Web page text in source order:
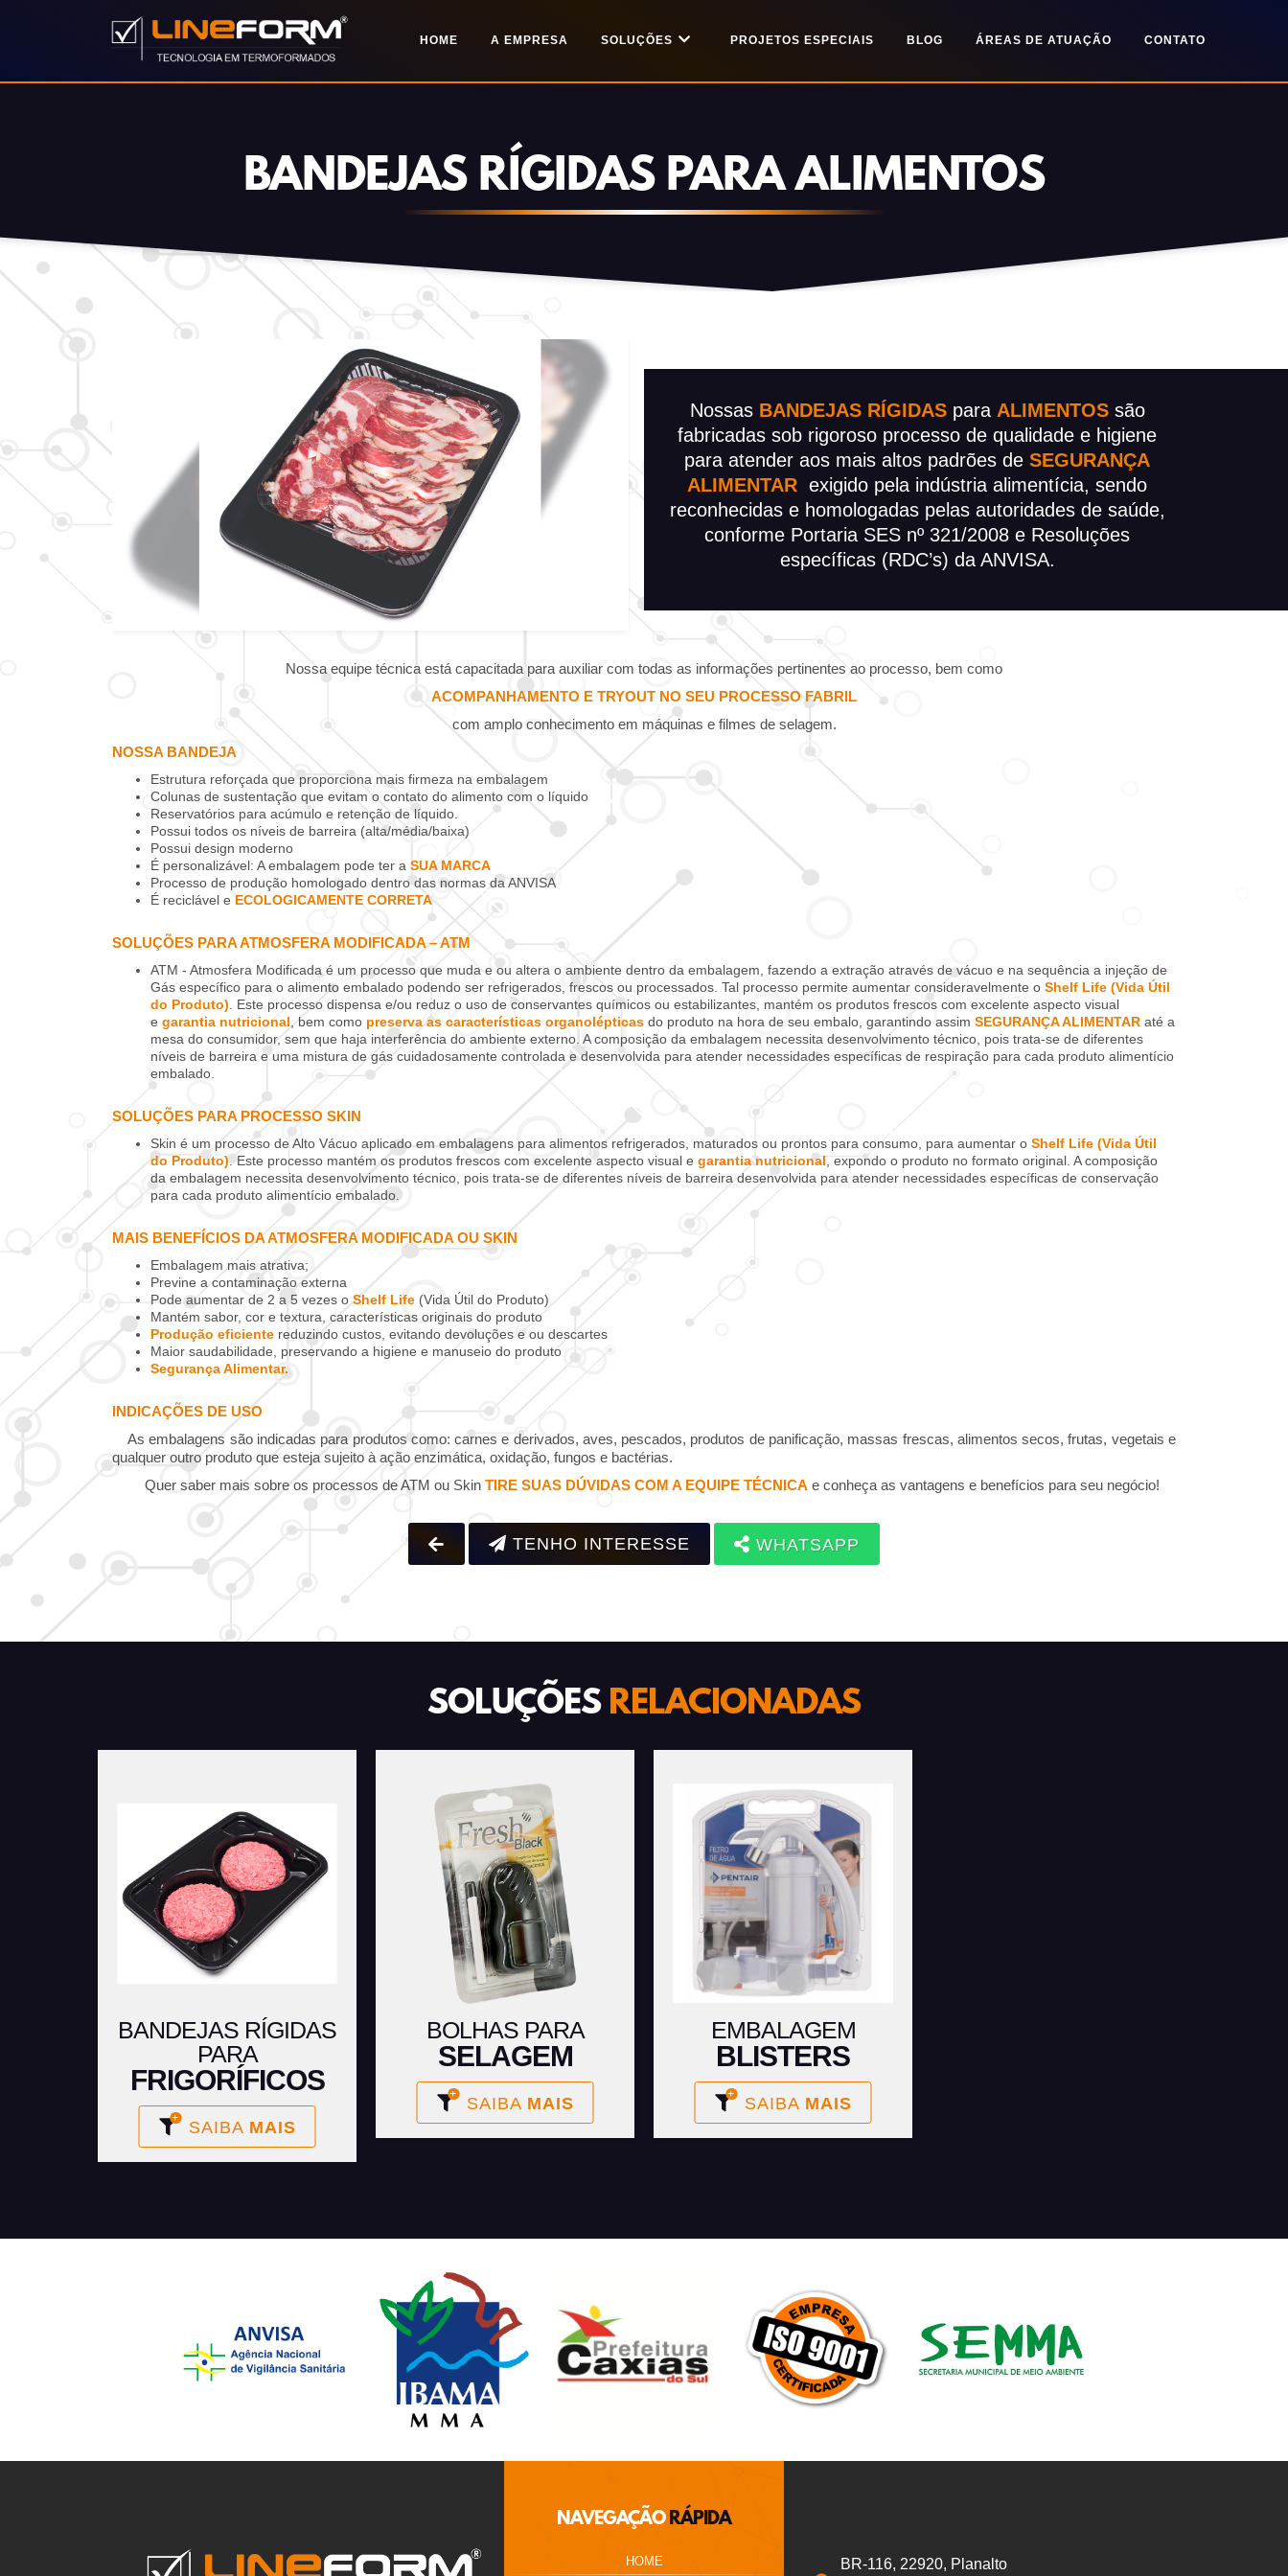
HOME A EMPRESA SOLUÇÕES PROJETOS ESPECIAIS BLOG ÁREAS DE ATUAÇÃO CONTATO
BANDEJAS RÍGIDAS PARA ALIMENTOS
Nossas BANDEJAS RÍGIDASpara ALIMENTOSsão
fabricadas sob rigoroso processo de qualidade e higiene
para atender aos mais altos padrões de SEGURANÇA
ALIMENTAR exigido pela indústria alimentícia, sendo
reconhecidas e homologadas pelas autoridades de saúde,
conforme Portaria SES nº 321/2008 e Resoluções
específicas (RDC’s) da ANVISA.
Nossa equipe técnica está capacitada para auxiliar com todas as informações pertinentes ao processo, bem como
ACOMPANHAMENTO E TRYOUT NO SEU PROCESSO FABRIL
com amplo conhecimento em máquinas e filmes de selagem.
NOSSA BANDEJA
Estrutura reforçada que proporciona mais firmeza na embalagem
Colunas de sustentação que evitam o contato do alimento com o líquido
Reservatórios para acúmulo e retenção de líquido.
Possui todos os níveis de barreira (alta/média/baixa)
Possui design moderno
É personalizável: A embalagem pode ter a SUA MARCA
Processo de produção homologado dentro das normas da ANVISA
É reciclável e ECOLOGICAMENTE CORRETA
SOLUÇÕES PARA ATMOSFERA MODIFICADA – ATM
ATM - Atmosfera Modificada é um processo que muda e ou altera o ambiente dentro da embalagem, fazendo a extração através de vácuo e na sequência a injeção de
Gás específico para o alimento embalado podendo ser refrigerados, frescos ou processados. Tal processo permite aumentar consideravelmente o Shelf Life (Vida Útil
do Produto) . Este processo dispensa e/ou reduz o uso de conservantes químicos ou estabilizantes, mantém os produtos frescos com excelente aspecto visual
e garantia nutricional, bem como preserva as características organolépticas do produto na hora de seu embalo, garantindo assim SEGURANÇA ALIMENTAR até a
mesa do consumidor, sem que haja interferência do ambiente externo. A composição da embalagem necessita desenvolvimento técnico, pois trata-se de diferentes
níveis de barreira e uma mistura de gás cuidadosamente controlada e desenvolvida para atender necessidades específicas de respiração para cada produto alimentício
embalado.
SOLUÇÕES PARA PROCESSO SKIN
Skin é um processo de Alto Vácuo aplicado em embalagens para alimentos refrigerados, maturados ou prontos para consumo, para aumentar o Shelf Life (Vida Útil
do Produto). Este processo mantém os produtos frescos com excelente aspecto visual e garantia nutricional, expondo o produto no formato original. A composição
da embalagem necessita desenvolvimento técnico, pois trata-se de diferentes níveis de barreira desenvolvida para atender necessidades específicas de conservação
para cada produto alimentício embalado.
MAIS BENEFÍCIOS DA ATMOSFERA MODIFICADA OU SKIN
Embalagem mais atrativa;
Previne a contaminação externa
Pode aumentar de 2 a 5 vezes oShelf Life (Vida Útil do Produto)
Mantém sabor, cor e textura, características originais do produto
Produção eficiente reduzindo custos, evitando devoluções e ou descartes
Maior saudabilidade, preservando a higiene e manuseio do produto
Segurança Alimentar.
INDICAÇÕES DE USO
As embalagens são indicadas para produtos como: carnes e derivados, aves, pescados, produtos de panificação, massas frescas, alimentos secos, frutas, vegetais e
qualquer outro produto que esteja sujeito à ação enzimática, oxidação, fungos e bactérias.
Quer saber mais sobre os processos de ATM ou Skin TIRE SUAS DÚVIDAS COM A EQUIPE TÉCNICA e conheça as vantagens e benefícios para seu negócio!
TENHO INTERESSE WHATSAPP
SOLUÇÕES RELACIONADAS
BANDEJAS RÍGIDAS
PARA
FRIGORÍFICOS
SAIBA MAIS
BOLHAS PARA
SELAGEM
SAIBA MAIS
EMBALAGEM
BLISTERS
SAIBA MAIS
NAVEGAÇÃORÁPIDA
HOME
BR-116, 22920, Planalto